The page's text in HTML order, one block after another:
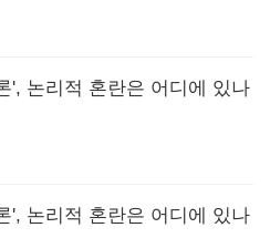
', 논리적 혼란은 어디에 있나
', 논리적 혼란은 어디에 있나